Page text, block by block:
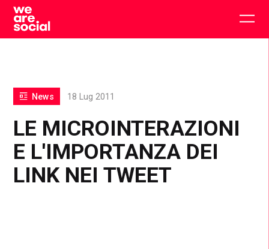
Skip
content
LE MICROINTERAZIONI
E L'IMPORTANZA DEI
LINK NEI TWEET
News 18 Lug 2011